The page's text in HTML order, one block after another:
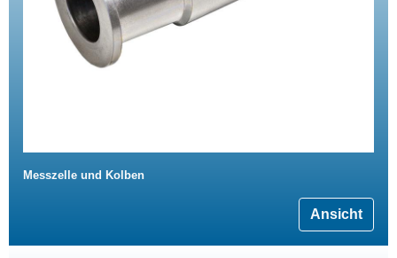
Messzelle und Kolben
Ansicht